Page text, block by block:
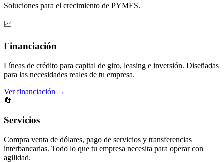
Soluciones para el crecimiento de PYMES.
📈
Financiación
Líneas de crédito para capital de giro, leasing e inversión. Diseñadas
para las necesidades reales de tu empresa.
Ver financiación →
🔄
Servicios
Compra venta de dólares, pago de servicios y transferencias
interbancarias. Todo lo que tu empresa necesita para operar con
agilidad.